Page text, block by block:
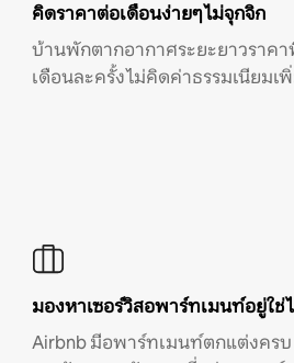
คิดราคาต่อเดือนง่ายๆ ไม่จุกจิก
บ้านพักตากอากาศระยะยาวราคา
เดือนละครั้ง ไม่คิดค่าธรรมเนียมเ
มองหาเซอร์วิสอพาร์ทเมนท์อยู่ใช่
Airbnb มีอพาร์ทเมนท์ตกแต่งครบ